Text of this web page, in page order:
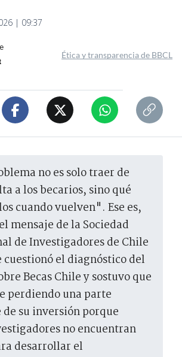
| 09:37
Ética y transparencia de BBCL
a los becarios, sino qué
cuando vuelven". Ese es,
mensaje de la Sociedad
de Investigadores de Chile
cuestionó el diagnóstico del
Becas Chile y sostuvo que
perdiendo una parte
su inversión porque
no encuentran
desarrollar el